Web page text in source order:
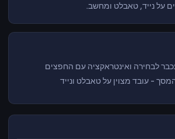
על נייד, טאבלט ומחשב.
לבחירה ואינטראקציה עם החפצים
- עובד מצוין על טאבלט ונייד